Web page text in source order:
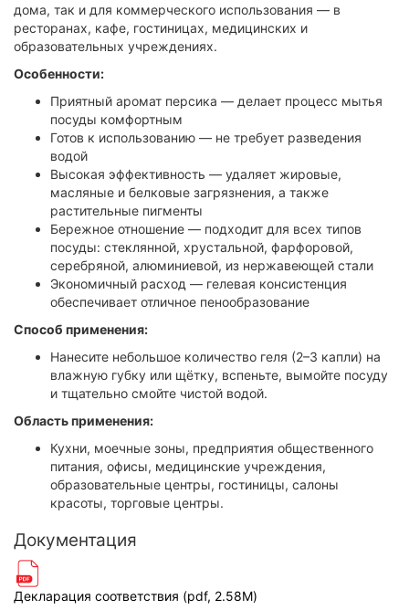
дома, так и для коммерческого использования — в
ресторанах, кафе, гостиницах, медицинских и
образовательных учреждениях.
Особенности:
Приятный аромат персика — делает процесс мытья
посуды комфортным
Готов к использованию — не требует разведения
водой
Высокая эффективность — удаляет жировые,
масляные и белковые загрязнения, а также
растительные пигменты
Бережное отношение — подходит для всех типов
посуды: стеклянной, хрустальной, фарфоровой,
серебряной, алюминиевой, из нержавеющей стали
Экономичный расход — гелевая консистенция
обеспечивает отличное пенообразование
Способ применения:
Нанесите небольшое количество геля (2–3 капли) на
влажную губку или щётку, вспеньте, вымойте посуду
и тщательно смойте чистой водой.
Область применения:
Кухни, моечные зоны, предприятия общественного
питания, офисы, медицинские учреждения,
образовательные центры, гостиницы, салоны
красоты, торговые центры.
Документация
Декларация соответствия (pdf, 2.58M)